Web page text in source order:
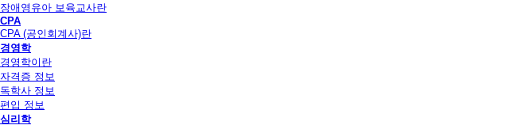
장애영유아 보육교사란
CPA
CPA (공인회계사)란
경영학
경영학이란
자격증 정보
독학사 정보
편입 정보
심리학